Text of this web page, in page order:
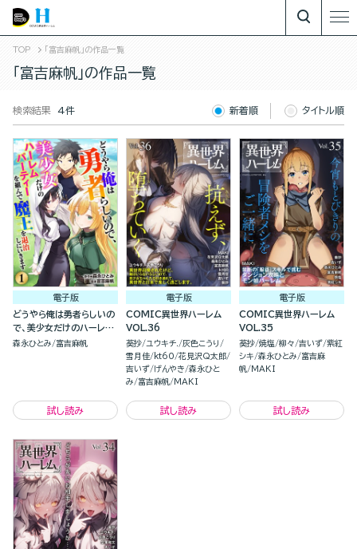
TOP 「富吉麻帆」の作品一覧
「富吉麻帆」の作品一覧
検索結果 4件 新着順 タイトル順
電子版
どうやら俺は勇者らしいの
で、美少女だけのハーレム
パーティを組んで魔王を退
森永ひとみ 富吉麻帆
試し読み
電子版
COMIC異世界ハーレム
VOL.36
葵抄 ユウキチ. 灰色こうり
雪月佳
kt60 花見沢Q太郎
吉いず げんやき 森永ひと
み
富吉麻帆 MAKI
試し読み
電子版
COMIC異世界ハーレム
VOL.35
葵抄 焼塩 柳々 吉いず 紫紅
シキ 森永ひとみ
富吉麻
帆
MAKI
試し読み